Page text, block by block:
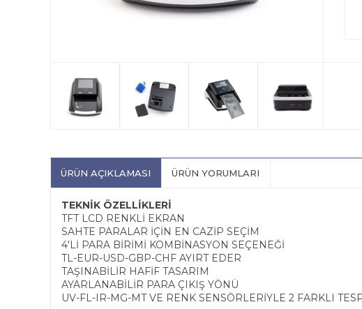
ÜRÜN AÇIKLAMASI ÜRÜN YORUMLARI
TEKNİK ÖZELLİKLERİ
TFT LCD RENKLİ EKRAN
SAHTE PARALAR İÇİN EN CAZİP SEÇİM
4'Lİ PARA BİRİMİ KOMBİNASYON SEÇENEĞİ
TL-EUR-USD-GBP-CHF AYIRT EDER
TAŞINABİLİR HAFİF TASARIM
AYARLANABİLİR PARA ÇIKIŞ YÖNÜ
UV-FL-IR-MG-MT VE RENK SENSÖRLERİYLE 2 FARKLI